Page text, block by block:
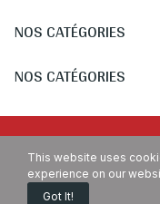
NOS CATÉGORIES
NOS CATÉGORIES
This website uses
experience on our
Got It!